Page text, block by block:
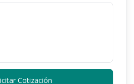
Cotización